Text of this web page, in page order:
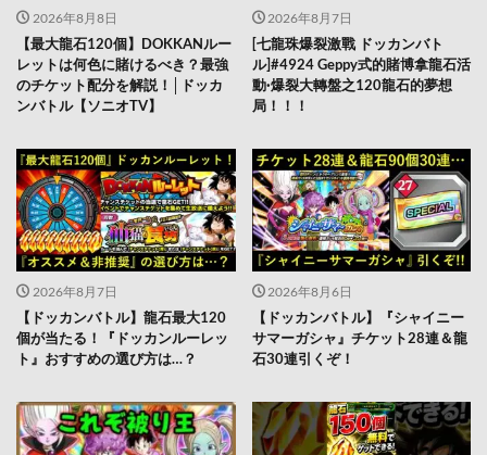
2026年8月8日
【最大龍石120個】DOKKANルー
レットは何色に賭けるべき？最強
のチケット配分を解説！│ドッカ
ンバトル【ソニオTV】
2026年8月7日
[七龍珠爆裂激戰 ドッカンバト
ル]#4924 Geppy式的賭博拿龍石活
動·爆裂大轉盤之120龍石的夢想
局！！！
2026年8月7日
【ドッカンバトル】龍石最大120
個が当たる！『ドッカンルーレッ
ト』おすすめの選び方は…？
2026年8月6日
【ドッカンバトル】『シャイニー
サマーガシャ』チケット28連＆龍
石30連引くぞ！